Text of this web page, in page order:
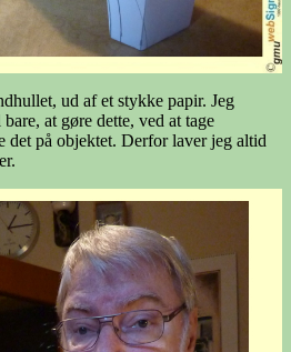
ud af et stykke papir. Jeg
at gøre dette, ved at tage
det på objektet. Derfor laver jeg altid